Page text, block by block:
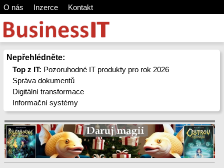
O nás Inzerce Kontakt
Nepřehlédněte:
Top z IT: Pozoruhodné IT produkty pro rok 2026
Správa dokumentů
Digitální transformace
Informační systémy